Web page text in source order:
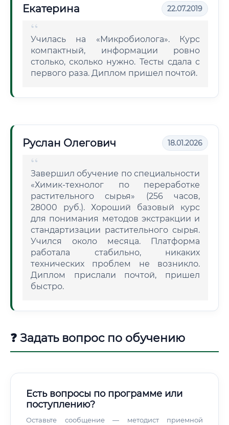
Екатерина 22.07.2019
Училась на «Микробиолога». Курс
компактный, информации ровно
столько, сколько нужно. Тесты сдала с
первого раза. Диплом пришел почтой.
Руслан Олегович 18.01.2026
Завершил обучение по специальности
«Химик-технолог по переработке
растительного сырья» (256 часов,
28000 руб.). Хороший базовый курс
для понимания методов экстракции и
стандартизации растительного сырья.
Учился около месяца. Платформа
работала стабильно, никаких
технических проблем не возникло.
Диплом прислали почтой, пришел
быстро.
❓ Задать вопрос по обучению
Есть вопросы по программе или
поступлению?
Оставьте сообщение — методист приемной